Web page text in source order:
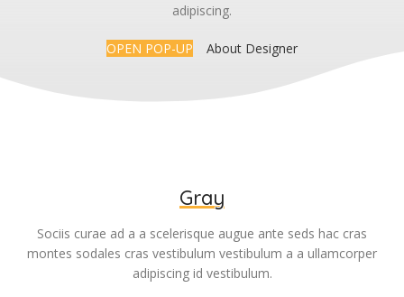
adipiscing.
OPEN POP-UP About Designer
Gray
Sociis curae ad a a scelerisque augue ante seds hac cras
montes sodales cras vestibulum vestibulum a a ullamcorper
adipiscing id vestibulum.